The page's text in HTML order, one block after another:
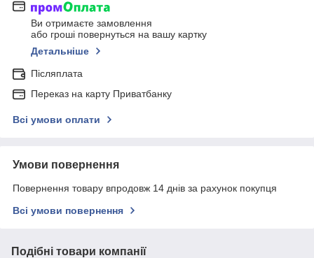
Ви отримаєте замовлення
або гроші повернуться на вашу картку
Детальніше
Післяплата
Переказ на карту Приватбанку
Всі умови оплати
Умови повернення
Повернення товару впродовж 14 днів за рахунок покупця
Всі умови повернення
Подібні товари компанії